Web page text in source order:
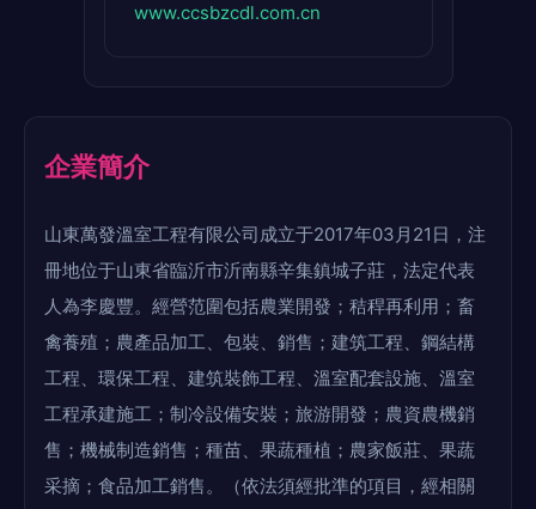
www.ccsbzcdl.com.cn
企業簡介
山東萬發溫室工程有限公司成立于2017年03月21日，注
冊地位于山東省臨沂市沂南縣辛集鎮城子莊，法定代表
人為李慶豐。經營范圍包括農業開發；秸稈再利用；畜
禽養殖；農產品加工、包裝、銷售；建筑工程、鋼結構
工程、環保工程、建筑裝飾工程、溫室配套設施、溫室
工程承建施工；制冷設備安裝；旅游開發；農資農機銷
售；機械制造銷售；種苗、果蔬種植；農家飯莊、果蔬
采摘；食品加工銷售。（依法須經批準的項目，經相關